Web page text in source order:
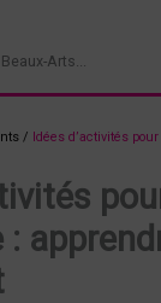
Arts...
/ Idées d’activités